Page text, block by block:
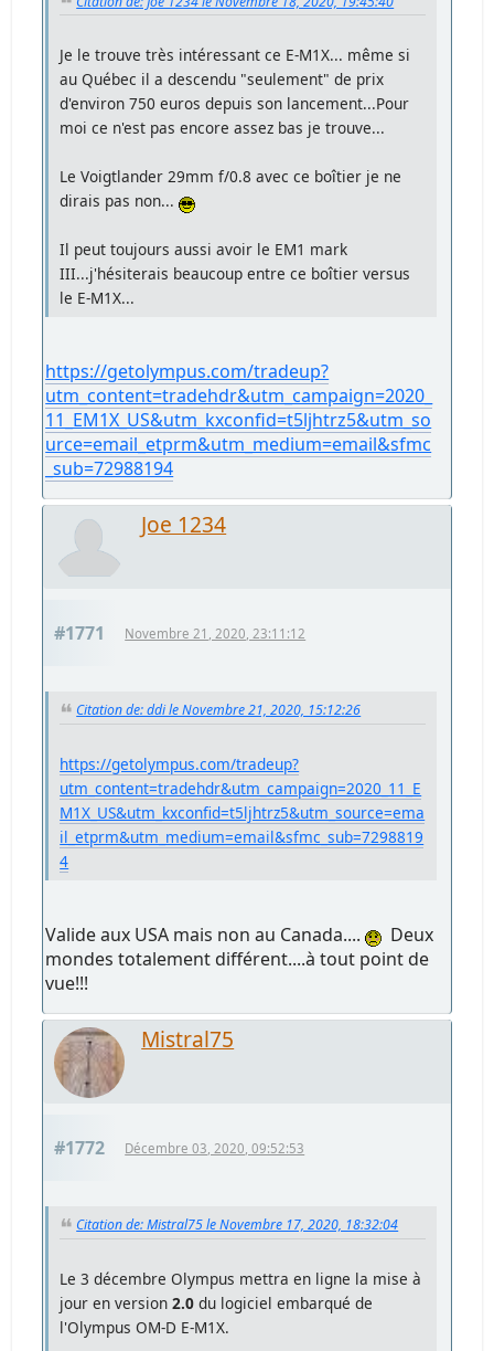
Je le trouve très intéressant ce E-M1X... même si
au Québec il a descendu "seulement" de prix
d'environ 750 euros depuis son lancement...Pour
moi ce n'est pas encore assez bas je trouve...
Le Voigtlander 29mm f/0.8 avec ce boîtier je ne
dirais pas non...
Il peut toujours aussi avoir le EM1 mark
III...j'hésiterais beaucoup entre ce boîtier versus
le E-M1X...
https://getolympus.com/tradeup?
utm_content=tradehdr&utm_campaign=2020_
11_EM1X_US&utm_kxconfid=t5ljhtrz5&utm_so
urce=email_etprm&utm_medium=email&sfmc
_sub=72988194
Joe 1234
#1771 Novembre 21, 2020, 23:11:12
Citation de: ddi le Novembre 21, 2020, 15:12:26
https://getolympus.com/tradeup?
utm_content=tradehdr&utm_campaign=2020_11_E
M1X_US&utm_kxconfid=t5ljhtrz5&utm_source=ema
il_etprm&utm_medium=email&sfmc_sub=7298819
4
Valide aux USA mais non au Canada....
Deux
mondes totalement différent....à tout point de
vue!!!
Mistral75
#1772 Décembre 03, 2020, 09:52:53
Citation de: Mistral75 le Novembre 17, 2020, 18:32:04
Le 3 décembre Olympus mettra en ligne la mise à
jour en version2.0 du logiciel embarqué de
l'Olympus OM-D E-M1X.